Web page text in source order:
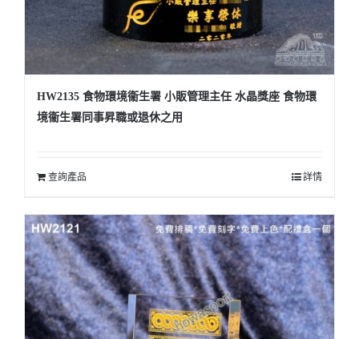
HW2135 食物環境衞生署 小販管理主任 水晶獎座 食物環
境衞生署同事昇職或退休之用
查詢產品 詳情